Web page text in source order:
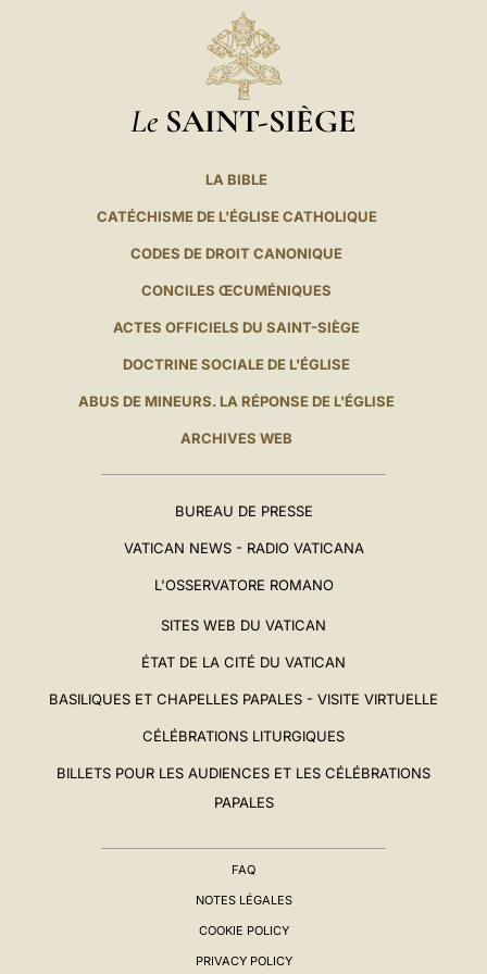
Le SAINT-SIÈGE
LA BIBLE
CATÉCHISME DE L'ÉGLISE CATHOLIQUE
CODES DE DROIT CANONIQUE
CONCILES ŒCUMÉNIQUES
ACTES OFFICIELS DU SAINT-SIÈGE
DOCTRINE SOCIALE DE L'ÉGLISE
ABUS DE MINEURS. LA RÉPONSE DE L'ÉGLISE
ARCHIVES WEB
BUREAU DE PRESSE
VATICAN NEWS - RADIO VATICANA
L'OSSERVATORE ROMANO
SITES WEB DU VATICAN
ÉTAT DE LA CITÉ DU VATICAN
BASILIQUES ET CHAPELLES PAPALES - VISITE VIRTUELLE
CÉLÉBRATIONS LITURGIQUES
BILLETS POUR LES AUDIENCES ET LES CÉLÉBRATIONS
PAPALES
FAQ
NOTES LÉGALES
COOKIE POLICY
PRIVACY POLICY